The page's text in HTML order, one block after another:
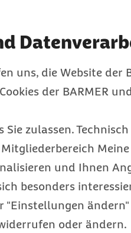
uns, die Website der
der BARMER
Sie zulassen.
und Ihnen
besonders
"Einstellungen
oder ändern.
Sie